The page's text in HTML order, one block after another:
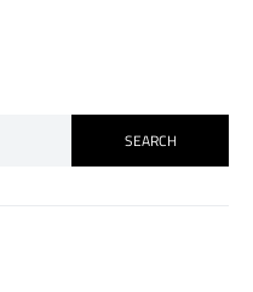
SEARCH